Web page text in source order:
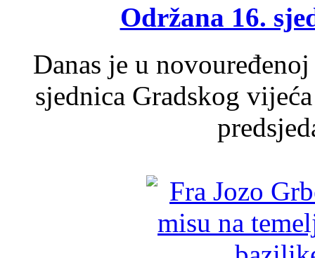
Održana 16.
Danas je u
sjednica Gradskog